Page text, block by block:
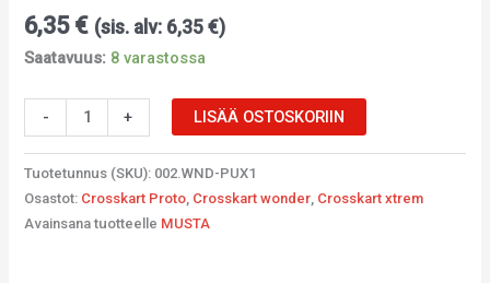
6,35 € (sis. alv: 6,35€)
Saatavuus: 8 varastossa
- + LISÄÄ OSTOSKORIIN
Tuotetunnus (SKU): 002.WND-PUX1
Osastot: Crosskart Proto, Crosskart wonder, Crosskart xtrem
Avainsana tuotteelle MUSTA